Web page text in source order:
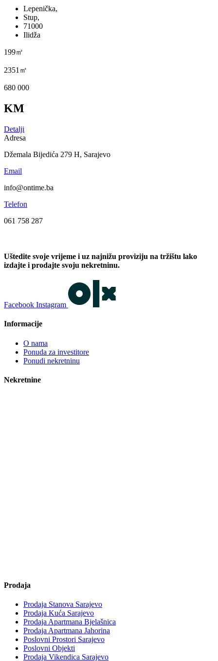
Lepenička,
Stup,
71000
Ilidža
199㎡
2351㎡
680 000
KM
Detalji
Adresa
Džemala Bijedića 279 H, Sarajevo
Email
info@ontime.ba
Telefon
061 758 287
Uštedite svoje vrijeme i uz najnižu proviziju na tržištu lako
izdajte i prodajte svoju nekretninu.
Facebook Instagram
Informacije
O nama
Ponuda za investitore
Ponudi nekretninu
Nekretnine
Prodaja
Prodaja Stanova Sarajevo
Prodaja Kuća Sarajevo
Prodaja Apartmana Bjelašnica
Prodaja Apartmana Jahorina
Poslovni Prostori Sarajevo
Poslovni Objekti
Prodaja Vikendica Sarajevo